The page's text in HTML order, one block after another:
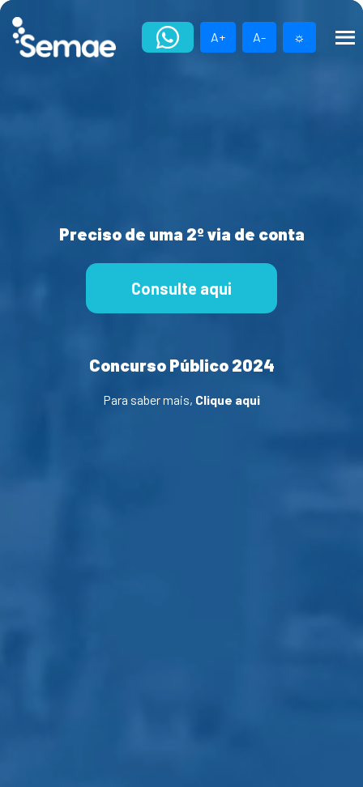
Skip
content
A+ A- ☼
Preciso de uma 2º via de conta
Consulte aqui
Concurso Público 2024
Para saber mais, Clique aqui